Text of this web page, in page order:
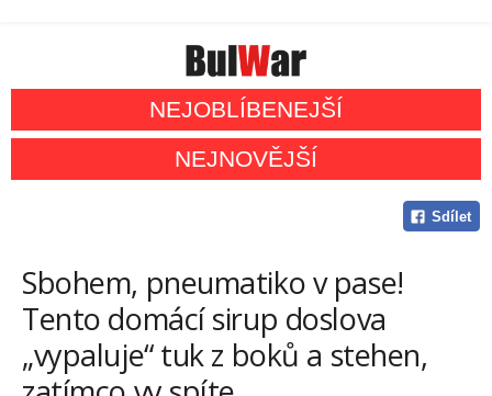
NEJOBLÍBENEJŠÍ
NEJNOVĚJŠÍ
Sdílet
Sbohem, pneumatiko v pase!
Tento domácí sirup doslova
„vypaluje“ tuk z boků a stehen,